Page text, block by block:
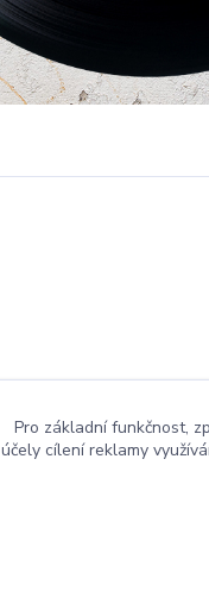
Pro základní funkčnost,
účely cílení reklamy